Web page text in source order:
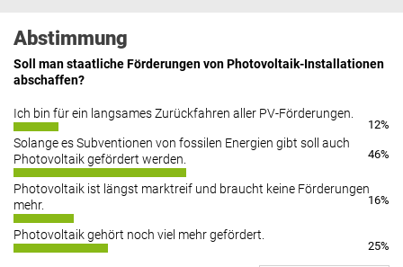
Abstimmung
Soll man staatliche Förderungen von Photovoltaik-Installationen
abschaffen?
Ich bin für ein langsames Zurückfahren aller PV-Förderungen.
12%
Solange es Subventionen von fossilen Energien gibt soll auch
Photovoltaik gefördert werden.
46%
Photovoltaik ist längst marktreif und braucht keine Förderungen
mehr.
16%
Photovoltaik gehört noch viel mehr gefördert.
25%